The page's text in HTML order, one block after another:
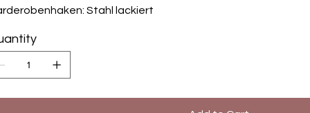
Stahl lackiert